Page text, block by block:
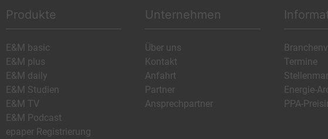
Produkte
E&M basic
E&M plus
E&M daily
E&M Studien
E&M TV
E&M Podcast
epaper Registrierung
Unternehmen
Über uns
Kontakt
Anfahrt
Partner
Ansprechpartner
Termine
Energie-
PPA-